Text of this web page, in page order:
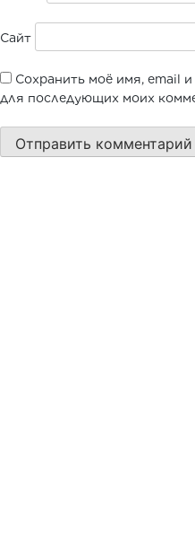
Сайт
Сохранить моё имя, email
для последующих моих